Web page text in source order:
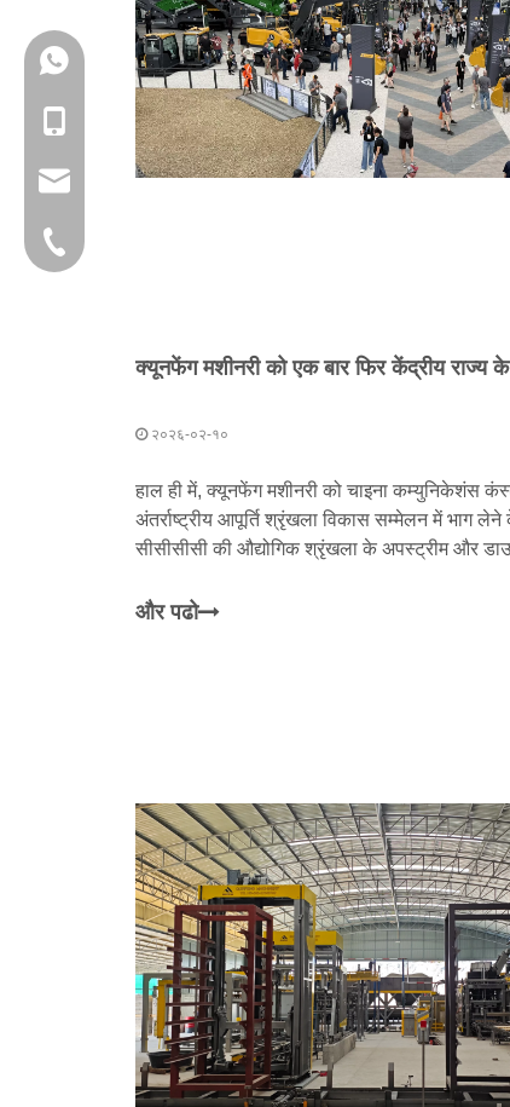
२०२६-०२-१०
हाल ही में, क्यूनफेंग मशीनरी को चाइना कम्युनिकेशंस
अंतर्राष्ट्रीय आपूर्ति श्रृंखला विकास सम्मेलन में भाग
सीसीसीसी की औद्योगिक श्रृंखला के अपस्ट्रीम और
और पढो
+86-18150503129
+86-18150503129
group@qunfeng.com